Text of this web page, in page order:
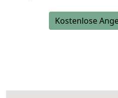
Kostenlose